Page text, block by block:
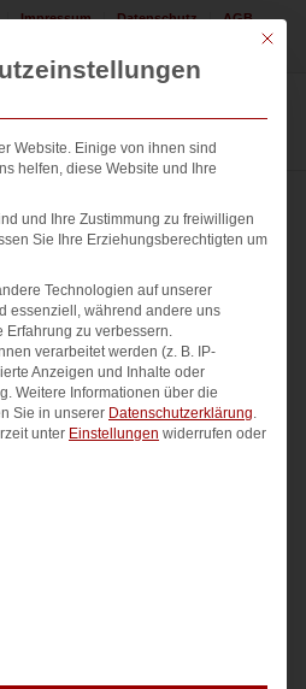
Impressum Datenschutz AGB
Mit
Website. Einige von ihnen sind
helfen, diese Website und Ihre
und Ihre Zustimmung zu freiwilligen
Sie Ihre Erziehungsberechtigten um
Technologien auf unserer
essenziell, während andere uns
Erfahrung zu verbessern.
verarbeitet werden (z. B. IP-
Anzeigen und Inhalte oder
Weitere Informationen über die
Sie in unserer Datenschutzerklärung.
unter Einstellungen widerrufen oder
Gruppen, für die eine